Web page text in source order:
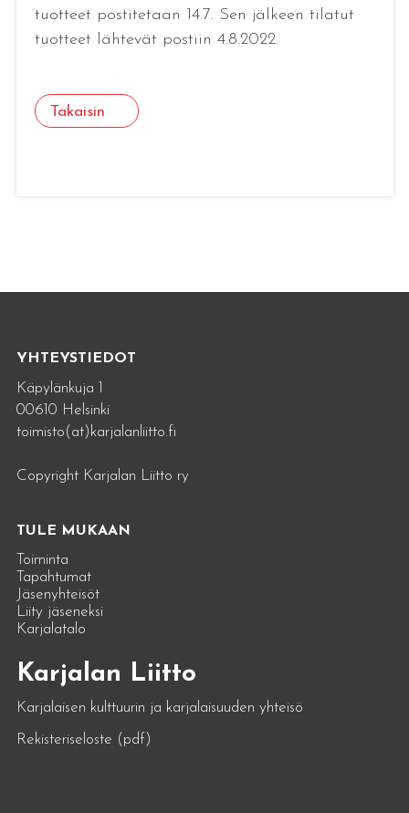
tuotteet postitetaan 14.7. Sen jälkeen tilatut
tuotteet lähtevät postiin 4.8.2022.
Takaisin
YHTEYSTIEDOT
Käpylänkuja 1
00610 Helsinki
toimisto(at)karjalanliitto.fi
Copyright Karjalan Liitto ry
TULE MUKAAN
Toiminta
Tapahtumat
Jäsenyhteisöt
Liity jäseneksi
Karjalatalo
Karjalan Liitto
Karjalaisen kulttuurin ja karjalaisuuden yhteisö
Rekisteriseloste (pdf)